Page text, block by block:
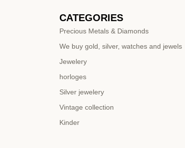
CATEGORIES
Precious Metals & Diamonds
We buy gold, silver, watches and jewels
Jewelery
horloges
Silver jewelery
Vintage collection
Kinder